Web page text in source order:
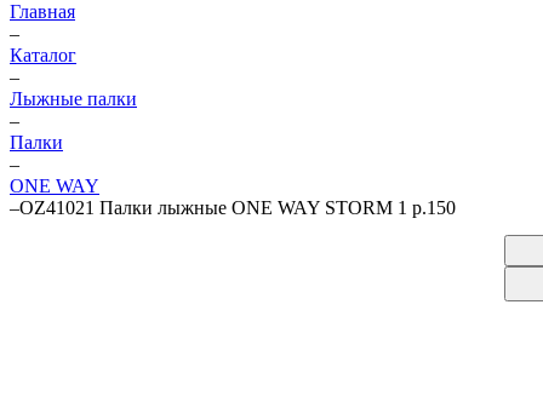
Главная
–
Каталог
–
Лыжные палки
–
Палки
–
ONE WAY
–OZ41021 Палки лыжные ONE WAY STORM 1 р.150